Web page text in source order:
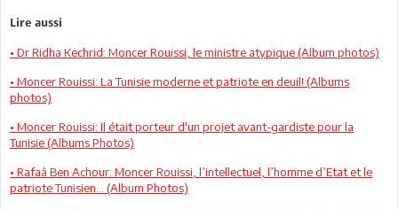
Lire aussi
• Dr Ridha Kechrid: Moncer Rouissi, le ministre atypique (Album photos)
• Moncer Rouissi: La Tunisie moderne et patriote en deuil! (Albums
photos)
• Moncer Rouissi: Il était porteur d'un projet avant-gardiste pour la
Tunisie (Albums Photos)
• Rafaâ Ben Achour: Moncer Rouissi, l’intellectuel, l’homme d’Etat et le
patriote Tunisien... (Album Photos)